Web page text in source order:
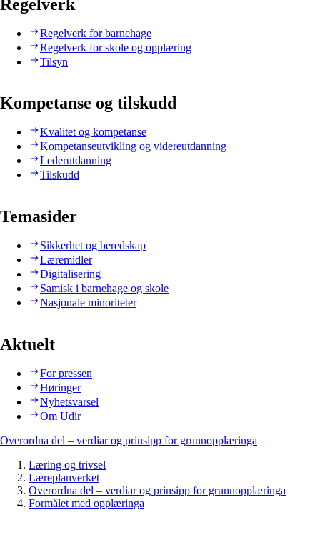
Regelverk
Regelverk for barnehage
Regelverk for skole og opplæring
Tilsyn
Kompetanse og tilskudd
Kvalitet og kompetanse
Kompetanseutvikling og videreutdanning
Lederutdanning
Tilskudd
Temasider
Sikkerhet og beredskap
Læremidler
Digitalisering
Samisk i barnehage og skole
Nasjonale minoriteter
Aktuelt
For pressen
Høringer
Nyhetsvarsel
Om Udir
Overordna del – verdiar og prinsipp for grunnopplæringa
Læring og trivsel
Læreplanverket
Overordna del – verdiar og prinsipp for grunnopplæringa
Formålet med opplæringa